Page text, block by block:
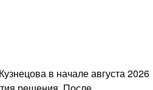
в начале августа 2026